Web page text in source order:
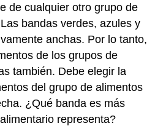
de cualquier otro grupo de
bandas verdes, azules y
anchas. Por lo tanto,
de los grupos de
también. Debe elegir la
del grupo de alimentos
¿Qué banda es más
representa?